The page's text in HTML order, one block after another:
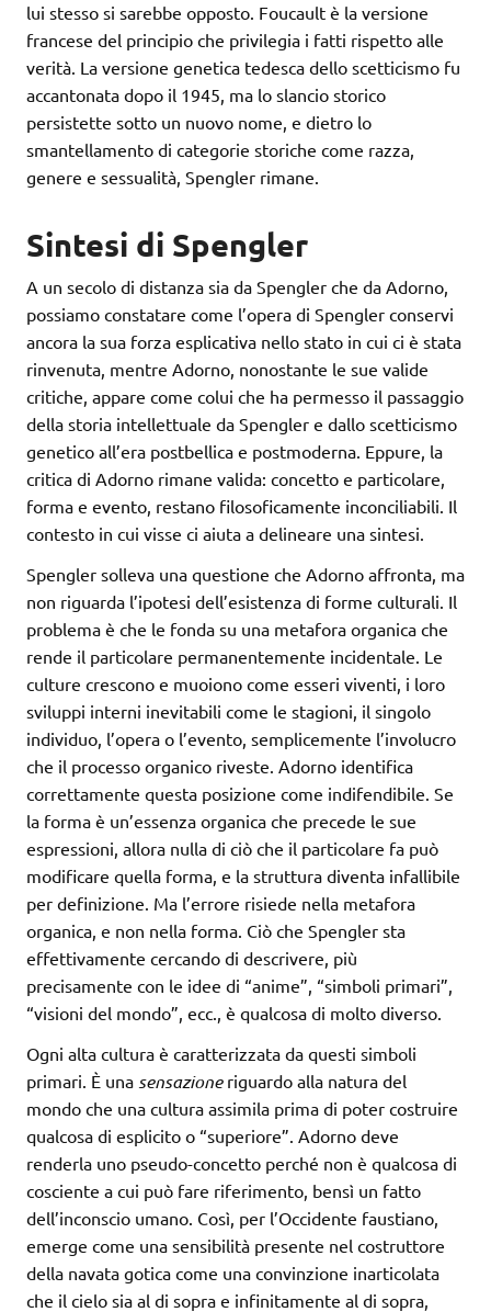
lui stesso si sarebbe opposto. Foucault è la versione
francese del principio che privilegia i fatti rispetto alle
verità. La versione genetica tedesca dello scetticismo fu
accantonata dopo il 1945, ma lo slancio storico
persistette sotto un nuovo nome, e dietro lo
smantellamento di categorie storiche come razza,
genere e sessualità, Spengler rimane.
Sintesi di Spengler
A un secolo di distanza sia da Spengler che da Adorno,
possiamo constatare come l’opera di Spengler conservi
ancora la sua forza esplicativa nello stato in cui ci è stata
rinvenuta, mentre Adorno, nonostante le sue valide
critiche, appare come colui che ha permesso il passaggio
della storia intellettuale da Spengler e dallo scetticismo
genetico all’era postbellica e postmoderna. Eppure, la
critica di Adorno rimane valida: concetto e particolare,
forma e evento, restano filosoficamente inconciliabili. Il
contesto in cui visse ci aiuta a delineare una sintesi.
Spengler solleva una questione che Adorno affronta, ma
non riguarda l’ipotesi dell’esistenza di forme culturali. Il
problema è che le fonda su una metafora organica che
rende il particolare permanentemente incidentale. Le
culture crescono e muoiono come esseri viventi, i loro
sviluppi interni inevitabili come le stagioni, il singolo
individuo, l’opera o l’evento, semplicemente l’involucro
che il processo organico riveste. Adorno identifica
correttamente questa posizione come indifendibile. Se
la forma è un’essenza organica che precede le sue
espressioni, allora nulla di ciò che il particolare fa può
modificare quella forma, e la struttura diventa infallibile
per definizione. Ma l’errore risiede nella metafora
organica, e non nella forma. Ciò che Spengler sta
effettivamente cercando di descrivere, più
precisamente con le idee di “anime”, “simboli primari”,
“visioni del mondo”, ecc., è qualcosa di molto diverso.
Ogni alta cultura è caratterizzata da questi simboli
primari. È una sensazioneriguardo alla natura del
mondo che una cultura assimila prima di poter costruire
qualcosa di esplicito o “superiore”. Adorno deve
renderla uno pseudo-concetto perché non è qualcosa di
cosciente a cui può fare riferimento, bensì un fatto
dell’inconscio umano. Così, per l’Occidente faustiano,
emerge come una sensibilità presente nel costruttore
della navata gotica come una convinzione inarticolata
che il cielo sia al di sopra e infinitamente al di sopra,